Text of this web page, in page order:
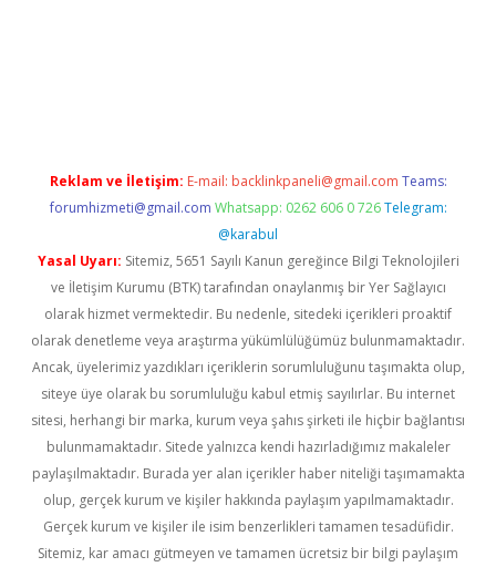
Reklam ve İletişim: E-mail: backlinkpaneli@gmail.com Teams:
forumhizmeti@gmail.com Whatsapp: 0262 606 0 726 Telegram:
@karabul
Yasal Uyarı: Sitemiz, 5651 Sayılı Kanun gereğince Bilgi Teknolojileri
ve İletişim Kurumu (BTK) tarafından onaylanmış bir Yer Sağlayıcı
olarak hizmet vermektedir. Bu nedenle, sitedeki içerikleri proaktif
olarak denetleme veya araştırma yükümlülüğümüz bulunmamaktadır.
Ancak, üyelerimiz yazdıkları içeriklerin sorumluluğunu taşımakta olup,
siteye üye olarak bu sorumluluğu kabul etmiş sayılırlar. Bu internet
sitesi, herhangi bir marka, kurum veya şahıs şirketi ile hiçbir bağlantısı
bulunmamaktadır. Sitede yalnızca kendi hazırladığımız makaleler
paylaşılmaktadır. Burada yer alan içerikler haber niteliği taşımamakta
olup, gerçek kurum ve kişiler hakkında paylaşım yapılmamaktadır.
Gerçek kurum ve kişiler ile isim benzerlikleri tamamen tesadüfidir.
Sitemiz, kar amacı gütmeyen ve tamamen ücretsiz bir bilgi paylaşım